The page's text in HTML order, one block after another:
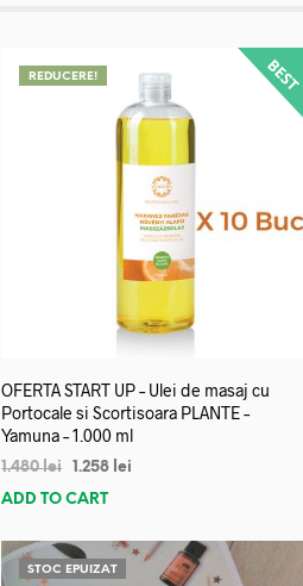
REDUCERE!
OFERTA START UP – Ulei de masaj cu
Portocale si Scortisoara PLANTE –
Yamuna – 1.000 ml
1.480lei 1.258 lei
ADD TO CART
STOC EPUIZAT